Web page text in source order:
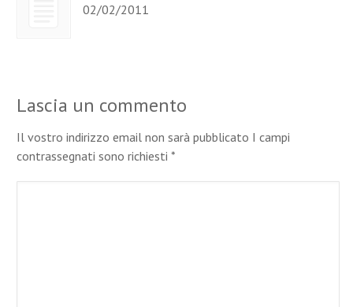
02/02/2011
Lascia un commento
Il vostro indirizzo email non sarà pubblicato I campi
contrassegnati sono richiesti*